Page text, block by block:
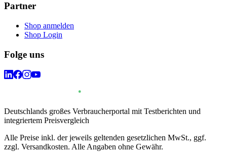
Partner
Shop anmelden
Shop Login
Folge uns
Deutschlands großes Verbraucherportal mit Testberichten und
integriertem Preisvergleich
Alle Preise inkl. der jeweils geltenden gesetzlichen MwSt., ggf.
zzgl. Versandkosten. Alle Angaben ohne Gewähr.